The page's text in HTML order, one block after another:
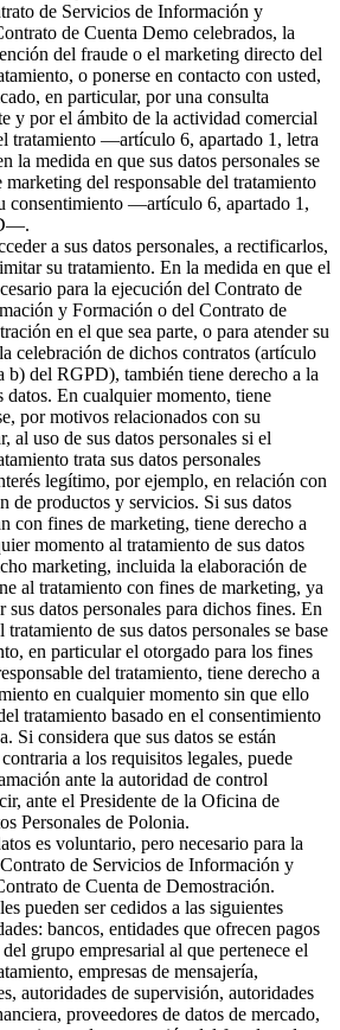
de Servicios de Información y
de Cuenta Demo celebrados, la
del fraude o el marketing directo del
o ponerse en contacto con usted,
en particular, por una consulta
y por el ámbito de la actividad comercial
tratamiento —artículo 6, apartado 1, letra
la medida en que sus datos personales se
marketing del responsable del tratamiento
consentimiento —artículo 6, apartado 1,
a sus datos personales, a rectificarlos,
su tratamiento. En la medida en que el
para la ejecución del Contrato de
y Formación o del Contrato de
en el que sea parte, o para atender su
celebración de dichos contratos (artículo
b) del RGPD), también tiene derecho a la
datos. En cualquier momento, tiene
por motivos relacionados con su
al uso de sus datos personales si el
trata sus datos personales
legítimo, por ejemplo, en relación con
de productos y servicios. Si sus datos
con fines de marketing, tiene derecho a
momento al tratamiento de sus datos
marketing, incluida la elaboración de
al tratamiento con fines de marketing, ya
sus datos personales para dichos fines. En
tratamiento de sus datos personales se base
en particular el otorgado para los fines
del tratamiento, tiene derecho a
en cualquier momento sin que ello
tratamiento basado en el consentimiento
Si considera que sus datos se están
a los requisitos legales, puede
ante la autoridad de control
ante el Presidente de la Oficina de
Personales de Polonia.
es voluntario, pero necesario para la
de Servicios de Información y
de Cuenta de Demostración.
pueden ser cedidos a las siguientes
bancos, entidades que ofrecen pagos
grupo empresarial al que pertenece el
empresas de mensajería,
autoridades de supervisión, autoridades
proveedores de datos de mercado,